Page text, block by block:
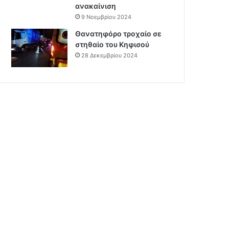
ανακαίνιση
9 Νοεμβρίου 2024
Θανατηφόρο τροχαίο σε
στηθαίο του Κηφισού
28 Δεκεμβρίου 2024